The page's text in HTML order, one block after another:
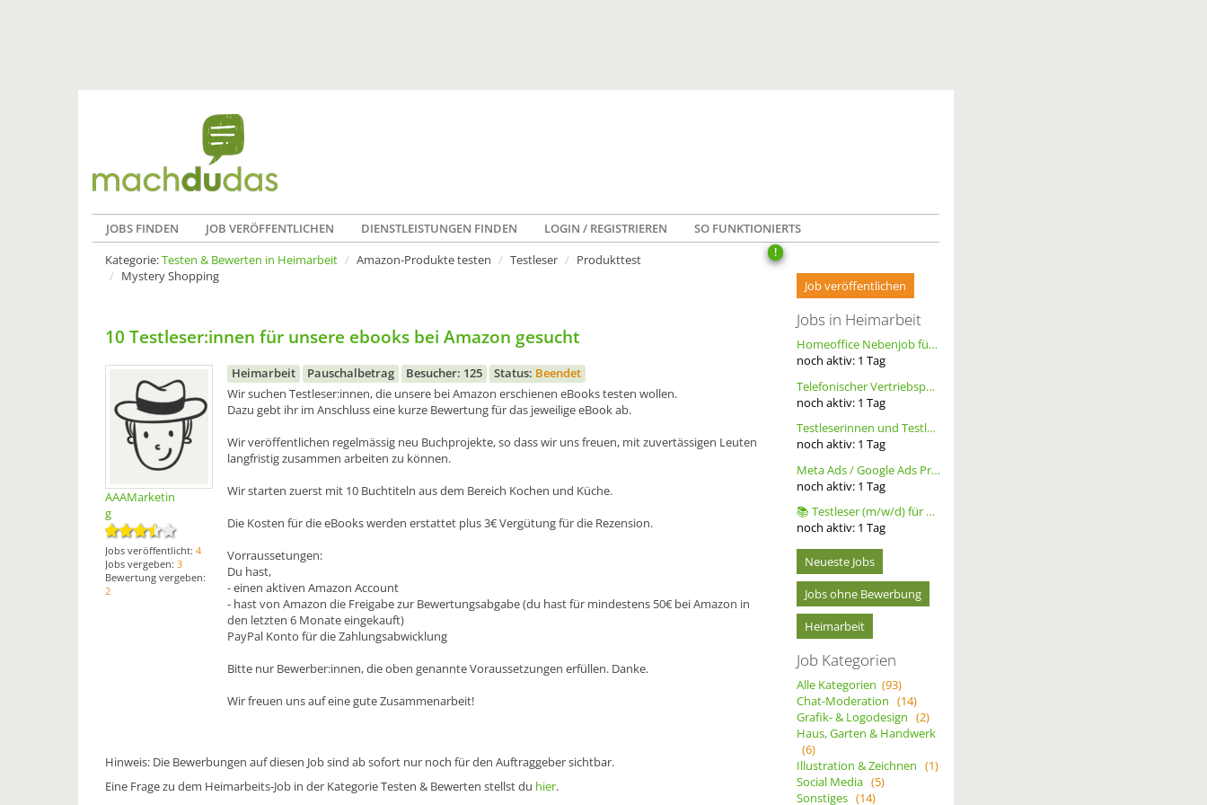
JOBS FINDEN JOB VERÖFFENTLICHEN DIENSTLEISTUNGEN FINDEN LOGIN / REGISTRIEREN SO FUNKTIONIERTS
!
Kategorie:Testen & Bewerten in Heimarbeit Amazon-Produkte testen Testleser
Produkttest
Mystery Shopping
10 Testleser:innen für unsere ebooks bei Amazon gesucht
AAAMarketin
g
Jobs veröffentlicht: 4
Jobs vergeben: 3
Bewertung vergeben:
2
Heimarbeit Pauschalbetrag Besucher: 125 Status: Beendet
Wir suchen Testleser:innen, die unsere bei Amazon erschienen eBooks testen wollen.
Dazu gebt ihr im Anschluss eine kurze Bewertung für das jeweilige eBook ab.
Wir veröffentlichen regelmässig neu Buchprojekte, so dass wir uns freuen, mit zuvertässigen Leuten
langfristig zusammen arbeiten zu können.
Wir starten zuerst mit 10 Buchtiteln aus dem Bereich Kochen und Küche.
Die Kosten für die eBooks werden erstattet plus 3€ Vergütung für die Rezension.
Vorraussetungen:
Du hast,
- einen aktiven Amazon Account
- hast von Amazon die Freigabe zur Bewertungsabgabe (du hast für mindestens 50€ bei Amazon in
den letzten 6 Monate eingekauft)
PayPal Konto für die Zahlungsabwicklung
Bitte nur Bewerber:innen, die oben genannte Voraussetzungen erfüllen. Danke.
Wir freuen uns auf eine gute Zusammenarbeit!
Hinweis: Die Bewerbungen auf diesen Job sind ab sofort nur noch für den Auftraggeber sichtbar.
Eine Frage zu dem Heimarbeits-Job in der Kategorie Testen & Bewerten stellst du hier.
Job veröffentlichen
Jobs in Heimarbeit
Homeoffice Nebenjob für Datenerfassung & Terminmanagement – 100 % Remote als Freelancer m/w/d
noch aktiv: 1 Tag
Telefonischer Vertriebspartner
noch aktiv: 1 Tag
Testleserinnen und Testleser für neues Buch gesucht
noch aktiv: 1 Tag
Meta Ads / Google Ads Profi (m/w/d)
noch aktiv: 1 Tag
📚 Testleser (m/w/d) für Bücher gesucht – langfristige Zusammenarbeit
noch aktiv: 1 Tag
Neueste Jobs
Jobs ohne Bewerbung
Heimarbeit
Job Kategorien
Alle Kategorien (93)
Chat-Moderation (14)
Grafik- & Logodesign (2)
Haus, Garten & Handwerk
(6)
Illustration & Zeichnen (1)
Social Media (5)
Sonstiges (14)